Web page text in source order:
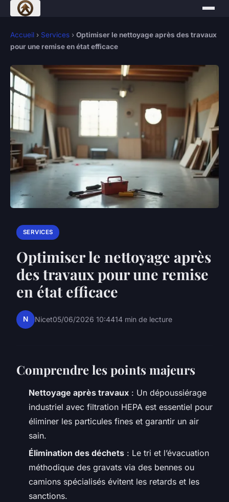
Accueil › Services › Optimiser le nettoyage après des travaux
pour une remise en état efficace
SERVICES
Optimiser le nettoyage après
des travaux pour une remise
en état efficace
N Nicet05/06/2026 10:4414 min de lecture
Comprendre les points majeurs
Nettoyage après travaux : Un dépoussiérage
industriel avec filtration HEPA est essentiel pour
éliminer les particules fines et garantir un air
sain.
Élimination des déchets : Le tri et l’évacuation
méthodique des gravats via des bennes ou
camions spécialisés évitent les retards et les
sanctions.